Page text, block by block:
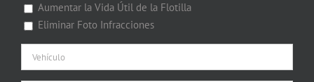
Aumentar la Vida Útil de la Flotilla
Eliminar Foto Infracciones